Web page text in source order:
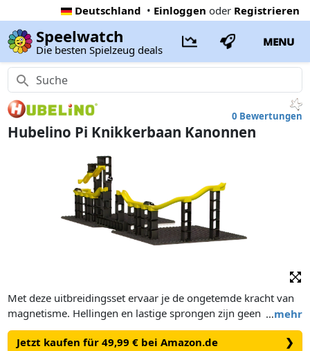
Deutschland • Einloggen oder Registrieren
Speelwatch
Die besten Spielzeug deals
MENU
0 Bewertungen
Hubelino Pi Knikkerbaan Kanonnen
…mehr
Met deze uitbreidingsset ervaar je de ongetemde kracht van
magnetisme. Hellingen en lastige sprongen zijn geen
obstakels meer met deze kanonnen. De handleiding is
belangrijk voor deze set, zodat je alles veilig en verantwoord
Jetzt kaufen für 49,99 € bei Amazon.de ❯